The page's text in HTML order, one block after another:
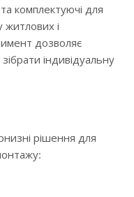
комплектуючі для
житлових і
дозволяє
індивідуальну
рішення для